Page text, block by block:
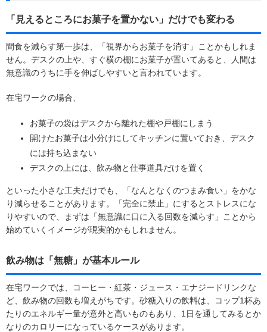
「見えるところにお菓子を置かない」だけでも変わる
間食を減らす第一歩は、「視界からお菓子を消す」ことかもしれま
せん。デスクの上や、すぐ横の棚にお菓子が置いてあると、人間は
無意識のうちに手を伸ばしやすいと言われています。
在宅ワークの場合、
お菓子の袋はデスクから離れた棚や戸棚にしまう
開けたお菓子は小分けにしてキッチンに置いておき、デスク
には持ち込まない
デスクの上には、飲み物と仕事道具だけを置く
といった小さな工夫だけでも、「なんとなくのつまみ食い」をかな
り減らせることがあります。「完全に禁止」にするとストレスにな
りやすいので、まずは「無意識に口に入る回数を減らす」ことから
始めていくイメージが現実的かもしれません。
飲み物は「無糖」が基本ルール
在宅ワークでは、コーヒー・紅茶・ジュース・エナジードリンクな
ど、飲み物の回数も増えがちです。砂糖入りの飲料は、コップ1杯あ
たりのエネルギー量が意外と高いものもあり、1日を通してみるとか
なりのカロリーになっているケースがあります。